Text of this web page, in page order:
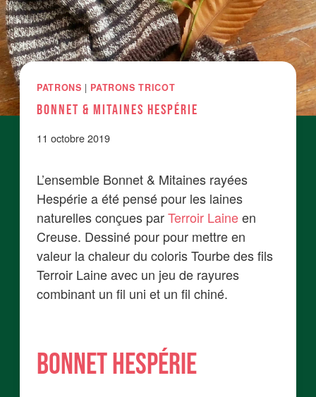
PATRONS | PATRONS TRICOT
BONNET & Mitaines HESPÉRIE
11 octobre 2019
L’ensemble Bonnet & Mitaines rayées
Hespérie a été pensé pour les laines
naturelles conçues parTerroir Laineen
Creuse. Dessiné pour pour mettre en
valeur la chaleur du coloris Tourbe des fils
Terroir Laine avec un jeu de rayures
combinant un fil uni et un fil chiné.
Bonnet Hespérie